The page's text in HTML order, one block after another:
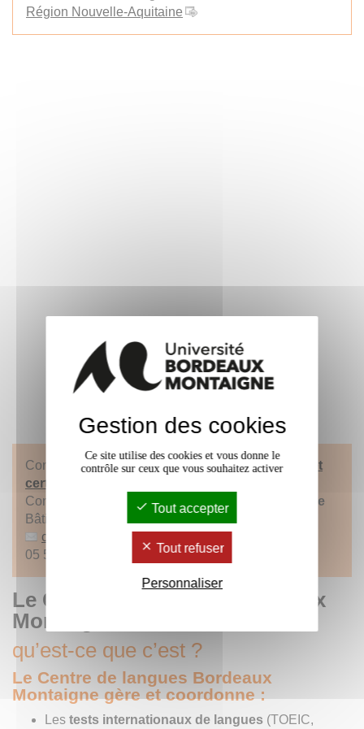
Région Nouvelle-Aquitaine
Consultez la rubriqueCours du soir en langues et
certificats
Contact :
Centre de langues Bordeaux Montaigne
Bâtiment A, Bureaux A 107/105
clbm
05 57 12 10 95 / 15 35
Le Centre de langues Bordeaux
Montaigne,
qu’est-ce que c’est ?
Le Centre de langues Bordeaux
Montaigne gère et coordonne :
Les tests internationaux de langues (TOEIC,
Gestion des cookies
Ce site utilise des cookies et vous donne le
contrôle sur ceux que vous souhaitez activer
Tout accepter
Tout refuser
Personnaliser